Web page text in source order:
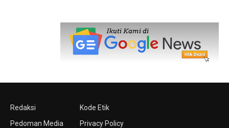
Redaksi
Pedoman Media
Kode Etik
Privacy Policy